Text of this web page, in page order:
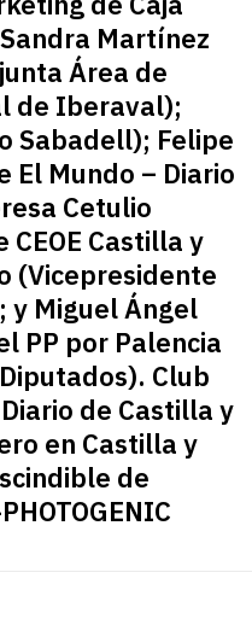
Martínez
Área de
de Iberaval);
Sabadell); Felipe
El Mundo – Diario
Cetulio
Castilla y
(Vicepresidente
Miguel Ángel
PP por Palencia
Club
de Castilla y
en Castilla y
de